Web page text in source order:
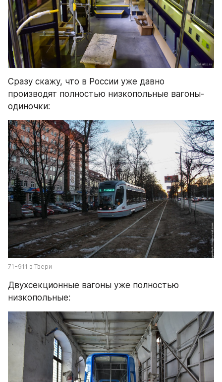
Сразу скажу, что в России уже давно
производят полностью низкопольные вагоны-
одиночки:
71−911 в Твери
Двухсекционные вагоны уже полностью
низкопольные: